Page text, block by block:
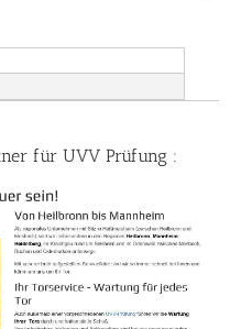
für UVV Prüfung :